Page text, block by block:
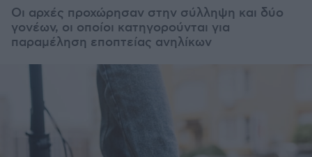
Οι αρχές προχώρησαν στην σύλληψη και δύο
γονέων, οι οποίοι κατηγορούνται για
παραμέληση εποπτείας ανηλίκων